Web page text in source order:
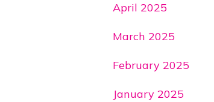
April 2025
March 2025
February 2025
January 2025